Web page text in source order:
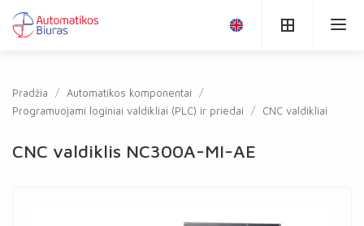
Pradžia
Automatikos komponentai
Programuojami loginiai valdikliai (PLC) ir priedai
CNC valdikliai
CNC valdiklis NC300A-MI-AE